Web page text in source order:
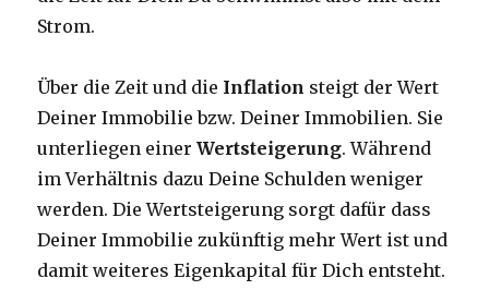
Strom.
Über die Zeit und die Inflation steigt der Wert
Deiner Immobilie bzw. Deiner Immobilien. Sie
unterliegen einerWertsteigerung. Während
im Verhältnis dazu Deine Schulden weniger
werden. Die Wertsteigerung sorgt dafür dass
Deiner Immobilie zukünftig mehr Wert ist und
damit weiteres Eigenkapital für Dich entsteht.